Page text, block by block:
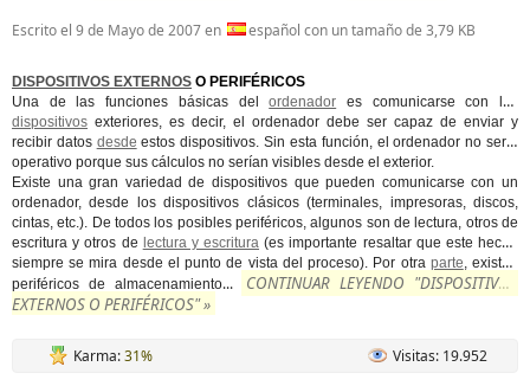
Escrito el 9 de Mayo de 2007en español con un tamaño de 3,79 KB
DISPOSITIVOS EXTERNOS O PERIFÉRICOS
Una de las funciones básicas delordenador es comunicarse con los
dispositivos exteriores, es decir, el ordenador debe ser capaz de enviar y
recibir datos desde estos dispositivos. Sin esta función, el ordenador no sería
operativo porque sus cálculos no serían visibles desde el exterior.
Existe una gran variedad de dispositivos que pueden comunicarse con un
ordenador, desde los dispositivos clásicos (terminales, impresoras, discos,
cintas, etc.). De todos los posibles periféricos, algunos son de lectura, otros de
escritura y otros de lectura y escritura (es importante resaltar que este hecho
siempre se mira desde el punto de vista del proceso). Por otra parte , existen
periféricos de almacenamiento...
CONTINUAR LEYENDO "DISPOSITIVOS
EXTERNOS O PERIFÉRICOS" »
Karma:31% Visitas: 19.952